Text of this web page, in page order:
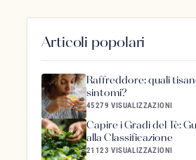
Articoli popolari
Raffreddore: quali
sintomi?
45279 VISUALIZZAZIONI
Capire i Gradi del Tè:
alla Classificazione
21123 VISUALIZZAZIONI